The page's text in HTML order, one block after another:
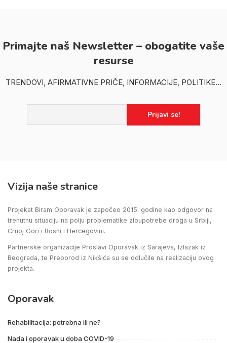
Primajte naš Newsletter – obogatite vaše
resurse
TRENDOVI, AFIRMATIVNE PRIČE, INFORMACIJE, POLITIKE...
Vizija naše stranice
Projekat Biram Oporavak je započeo 2015. godine kao odgovor na
trenutnu situaciju na polju problematike zloupotrebe droga u Srbiji,
Crnoj Gori i Bosni i Hercegovini.
Partnerske organizacije Proslavi Oporavak iz Sarajeva, Izlazak iz
Beograda, te Preporod iz Nikšića su se odlučile na realizaciju ovog
projekta.
Oporavak
Rehabilitacija: potrebna ili ne?
Nada i oporavak u doba COVID-19